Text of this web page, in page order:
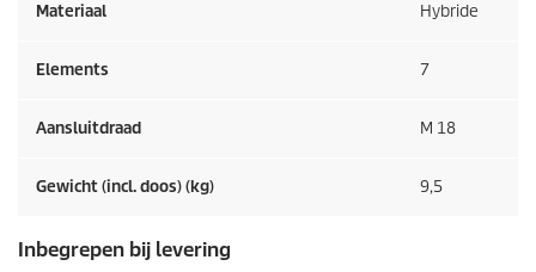
Materiaal Hybride
Elements 7
Aansluitdraad M 18
Gewicht (incl. doos) (kg) 9,5
Inbegrepen bij levering